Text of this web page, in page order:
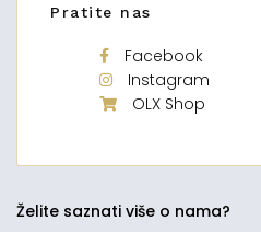
Pratite nas
Facebook
Instagram
OLX Shop
Želite saznati više o nama?